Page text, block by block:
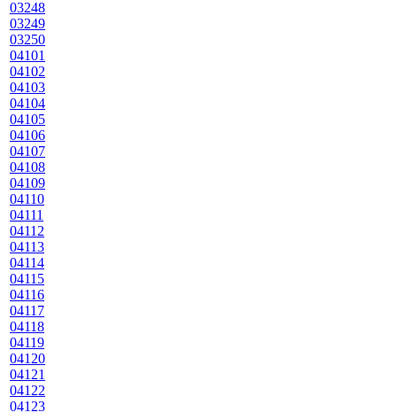
03248
03249
03250
04101
04102
04103
04104
04105
04106
04107
04108
04109
04110
04111
04112
04113
04114
04115
04116
04117
04118
04119
04120
04121
04122
04123